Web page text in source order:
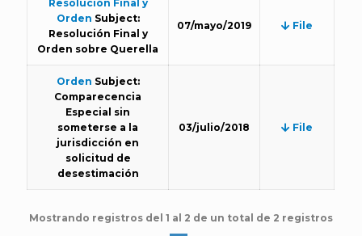
Resolución Final y
Orden Subject:
Resolución Final y
Orden sobre Querella
07/mayo/2019 File
Orden Subject:
Comparecencia
Especial sin
someterse a la
jurisdicción en
solicitud de
desestimación
03/julio/2018 File
Mostrando registros del 1 al 2 de un total de 2 registros